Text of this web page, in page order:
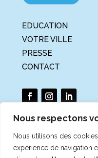
Nous respectons
Nous utilisons des
expérience de navigation
EDUCATION
VOTRE VILLE
PRESSE
CONTACT
La